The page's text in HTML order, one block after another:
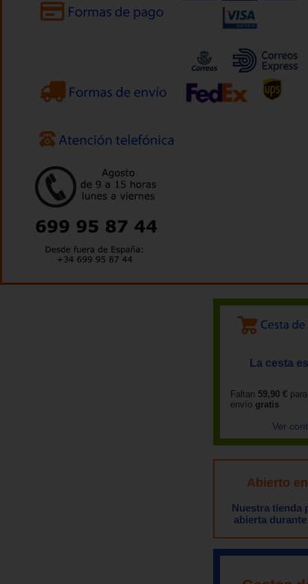
La cesta
Faltan 59,90 €
envío gratis
Ver
Abierto
Nuestra tienda
abierta